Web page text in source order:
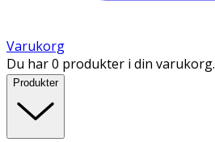
Varukorg
Du har 0 produkter i din varukorg.
Produkter